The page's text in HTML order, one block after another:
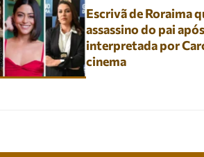
Escrivã de Roraima
assassino do pai
interpretada por
cinema